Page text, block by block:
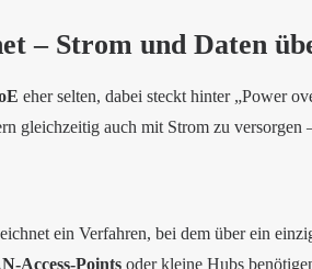
– Strom und Daten
eher selten, dabei steckt hinter „Power
gleichzeitig auch mit Strom zu versorgen
ein Verfahren, bei dem über ein
Access-Points oder kleine Hubs